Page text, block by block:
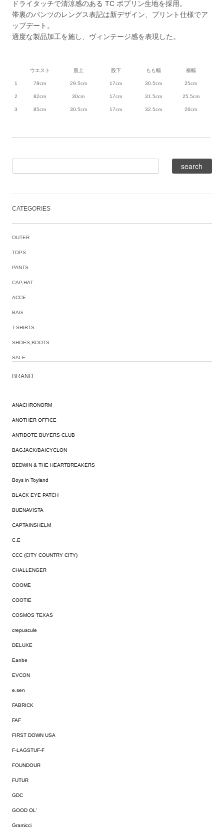
ドライタッチで清涼感のある TC ポプリン生地を採用。
帯裏のパンツのレングス表記は新デザイン、プリント仕様でア
ップデート。
適度な製品加工を施し、ヴィンテージ感を表現した。
ウエスト 股上 股下 もも幅 裾幅
1 78cm 29.5cm 17cm 30.5cm 25cm
2 82cm 30cm 17cm 31.5cm 25.5cm
3 85cm 30.5cm 17cm 32.5cm 26cm
CATEGORIES
OUTER
TOPS
PANTS
CAP,HAT
ACCE
BAG
T-SHIRTS
SHOES,BOOTS
SALE
BRAND
ANACHRONORM
ANOTHER OFFICE
ANTIDOTE BUYERS CLUB
BAGJACK/BAICYCLON
BEDWIN & THE HEARTBREAKERS
Boys in Toyland
BLACK EYE PATCH
BUENAVISTA
CAPTAINSHELM
C.E
CCC (CITY COUNTRY CITY)
CHALLENGER
COOME
COOTIE
COSMOS TEXAS
crepuscule
DELUXE
Eanbe
EVCON
e.sen
FABRICK
FAF
FIRST DOWN USA
F-LAGSTUF-F
FOUNDOUR
FUTUR
GDC
GOOD OL'
Gramicci